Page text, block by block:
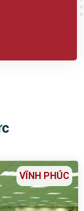
VĨNH PHÚC